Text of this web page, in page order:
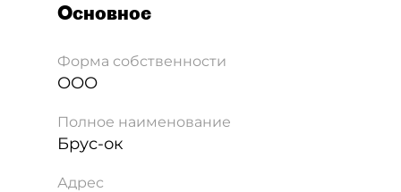
Основное
Форма собственности
ООО
Полное наименование
Брус-ок
Адрес